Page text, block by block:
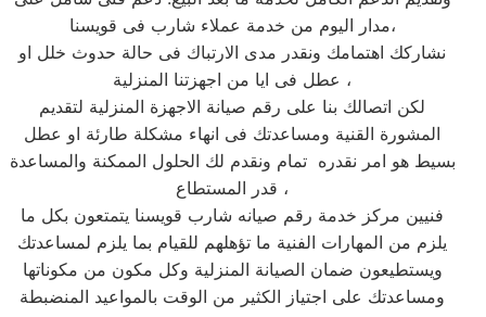
مدار اليوم من خدمة عملاء شارب فى قويسنا،
نشاركك اهتمامك ونقدر مدى الارتباك فى حالة حدوث خلل او
عطل فى ايا من اجهزتنا المنزلية ،
لكن اتصالك بنا على رقم صيانة الاجهزة المنزلية لتقديم
المشورة القنية ومساعدتك فى انهاء مشكلة طارئة او عطل
بسيط هو امر نقدره تمام ونقدم لك الحلول الممكنة والمساعدة
قدر المستطاع ،
فنيين مركز خدمة رقم صيانه شارب قويسنا يتمتعون بكل ما
يلزم من المهارات الفنية ما تؤهلهم للقيام بما يلزم لمساعدتك
ويستطيعون ضمان الصيانة المنزلية وكل مكون من مكوناتها
ومساعدتك على اجتياز الكثير من الوقت بالمواعيد المنضبطة